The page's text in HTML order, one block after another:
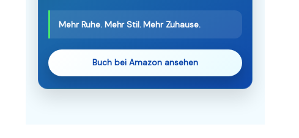
Mehr Ruhe. Mehr Stil. Mehr Zuhause.
Buch bei Amazon ansehen